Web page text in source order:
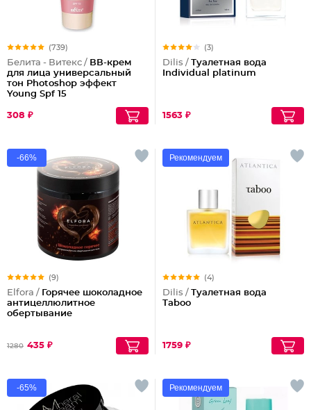
(739)
Белита - Витекс / ВВ-крем
для лица универсальный
тон Photoshop эффект
Young Spf 15
308 ₽
(3)
Dilis / Туалетная вода
Individual platinum
1563 ₽
-66%
(9)
Elfora / Горячее шоколадное
антицеллюлитное
обертывание
1280 435 ₽
Рекомендуем
(4)
Dilis / Туалетная вода
Taboo
1759 ₽
-65% Рекомендуем